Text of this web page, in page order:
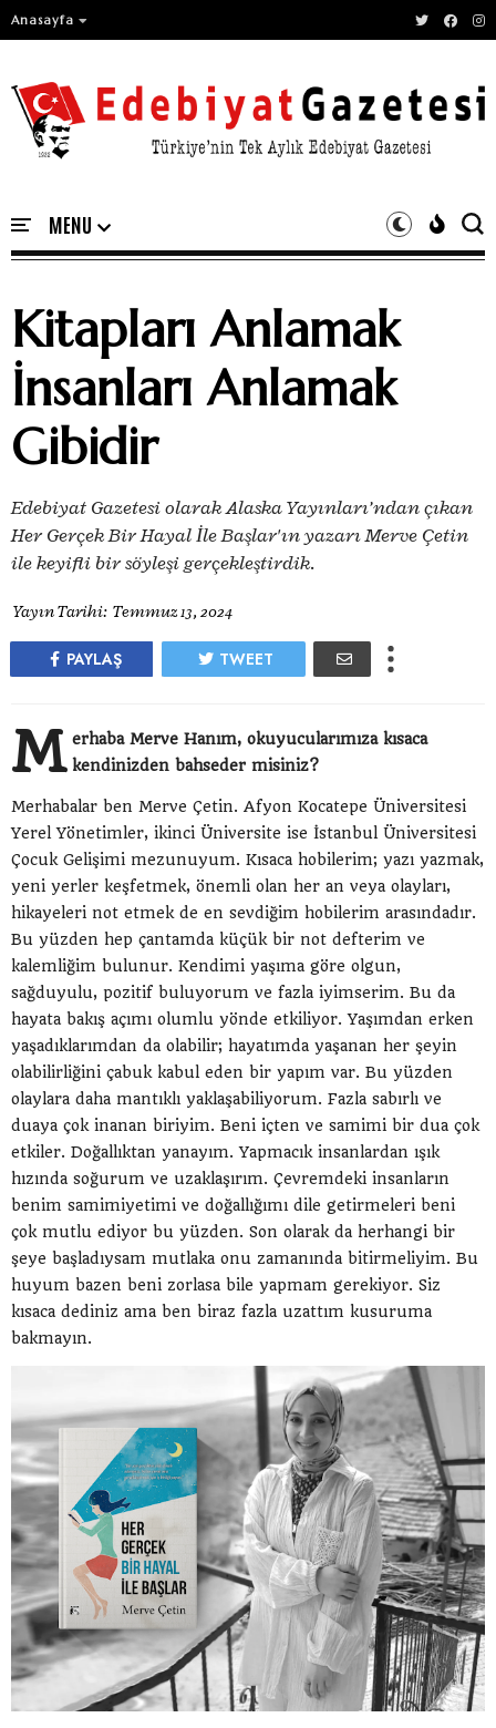
Anasayfa
Kitapları Anlamak
İnsanları Anlamak
Gibidir
Edebiyat Gazetesi olarak Alaska Yayınları’ndan çıkan
Her Gerçek Bir Hayal İle Başlar'ın yazarı Merve Çetin
ile keyifli bir söyleşi gerçekleştirdik.
Yayın Tarihi: Temmuz 13, 2024
PAYLAŞ TWEET
M erhaba Merve Hanım, okuyucularımıza kısaca
kendinizden bahseder misiniz?
Merhabalar ben Merve Çetin. Afyon Kocatepe Üniversitesi
Yerel Yönetimler, ikinci Üniversite ise İstanbul Üniversitesi
Çocuk Gelişimi mezunuyum. Kısaca hobilerim; yazı yazmak,
yeni yerler keşfetmek, önemli olan her an veya olayları,
hikayeleri not etmek de en sevdiğim hobilerim arasındadır.
Bu yüzden hep çantamda küçük bir not defterim ve
kalemliğim bulunur. Kendimi yaşıma göre olgun,
sağduyulu, pozitif buluyorum ve fazla iyimserim. Bu da
hayata bakış açımı olumlu yönde etkiliyor. Yaşımdan erken
yaşadıklarımdan da olabilir; hayatımda yaşanan her şeyin
olabilirliğini çabuk kabul eden bir yapım var. Bu yüzden
olaylara daha mantıklı yaklaşabiliyorum. Fazla sabırlı ve
duaya çok inanan biriyim. Beni içten ve samimi bir dua çok
etkiler. Doğallıktan yanayım. Yapmacık insanlardan ışık
hızında soğurum ve uzaklaşırım. Çevremdeki insanların
benim samimiyetimi ve doğallığımı dile getirmeleri beni
çok mutlu ediyor bu yüzden. Son olarak da herhangi bir
şeye başladıysam mutlaka onu zamanında bitirmeliyim. Bu
huyum bazen beni zorlasa bile yapmam gerekiyor. Siz
kısaca dediniz ama ben biraz fazla uzattım kusuruma
bakmayın.